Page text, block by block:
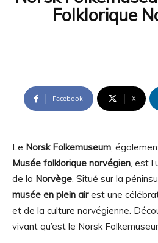
Folklorique
Facebook X
Le Norsk Folkemuseum,
Musée folklorique norvégien, est
de la Norvège. Situé sur la
musée en plein airest une
et de la culture norvégienne.
vivant qu’est le Norsk